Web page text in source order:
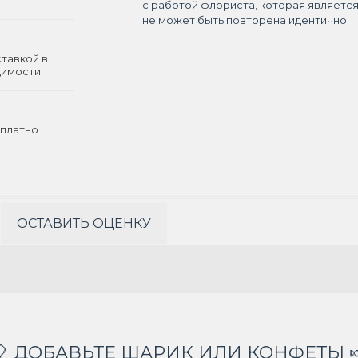
в
с работой флориста, которая
не может быть повторена идентично.
ОСТАВИТЬ ОЦЕНКУ
ДОБАВЬТЕ ШАРИК ИЛИ КОНФЕТЫ